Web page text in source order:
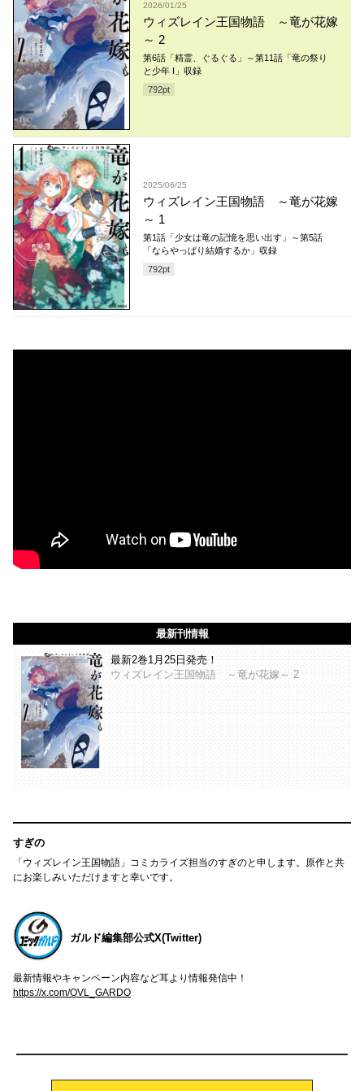
2026/01/25
ウィズレイン王国物語 ～竜が花嫁
～ 2
第6話「精霊、ぐるぐる」～第11話「竜の祭り
と少年 I」収録
792pt
2025/06/25
ウィズレイン王国物語 ～竜が花嫁
～ 1
第1話「少女は竜の記憶を思い出す」～第5話
「ならやっぱり結婚するか」収録
792pt
最新刊情報
最新2巻1月25日発売！
ウィズレイン王国物語 ～竜が花嫁～ 2
すぎの
「ウィズレイン王国物語」コミカライズ担当のすぎのと申します。原作と共
にお楽しみいただけますと幸いです。
ガルド編集部公式X(Twitter)
最新情報やキャンペーン内容など耳より情報発信中！
https://x.com/OVL_GARDO